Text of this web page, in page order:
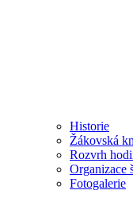
Historie
Žákovská
Rozvrh
Organizace
Fotogalerie